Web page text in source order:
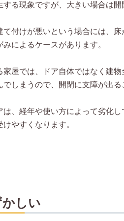
る現象ですが、大きい場合は開
て付けが悪いという場合には、
によるケースがあります。
家屋では、ドア自体ではなく建
しまうので、開閉に支障が出る
は、経年や使い方によって劣化
やすくなります。
かしい